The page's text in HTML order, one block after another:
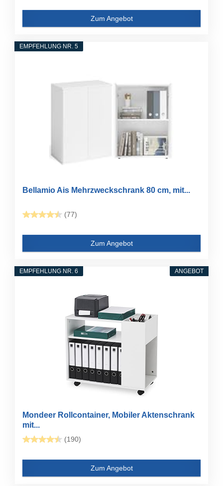
Zum Angebot
EMPFEHLUNG NR. 5
Bellamio Ais Mehrzweckschrank 80 cm, mit...
(77)
Zum Angebot
ANGEBOT
EMPFEHLUNG NR. 6
Mondeer Rollcontainer, Mobiler Aktenschrank
mit...
(190)
Zum Angebot